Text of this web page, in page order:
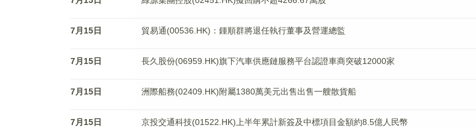
7月15日 貿易通(00536.HK)：鍾順群將退任執行董事及營運總監
7月15日 長久股份(06959.HK)旗下汽車供應鏈服務平台認證車商突破12000家
7月15日 洲際船務(02409.HK)附屬1380萬美元出售出售一艘散貨船
7月15日 京投交通科技(01522.HK)上半年累計新簽及中標項目金額約8.5億人民幣